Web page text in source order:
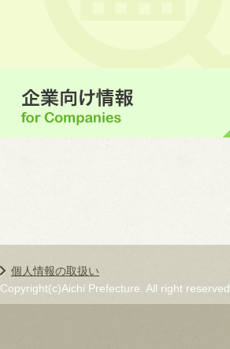
個人情報の取扱い
Copyright(c)Aichi Prefecture. All right reserved.